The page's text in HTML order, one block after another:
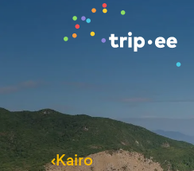
‹Kairo